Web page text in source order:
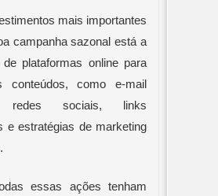
mais importantes
campanha sazonal está a
de plataformas online para
conteúdos, como e-mail
redes sociais, links
e estratégias de marketing
essas ações tenham